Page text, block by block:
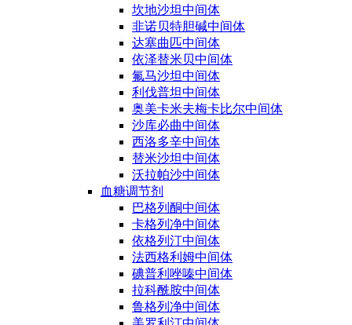
坎地沙坦中间体
非诺贝特胆碱中间体
达塞曲匹中间体
依泽替米贝中间体
氟马沙坦中间体
利伐普坦中间体
奥美卡米夫梅卡比尔中间体
沙库必曲中间体
西洛多辛中间体
替米沙坦中间体
沃拉帕沙中间体
血糖调节剂
巴格列酮中间体
卡格列净中间体
依格列汀中间体
法西格利姆中间体
碘普利唑嗪中间体
拉科酰胺中间体
鲁格列净中间体